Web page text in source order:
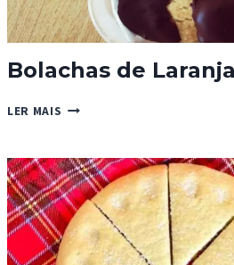
Bolachas de
LER MAIS BOLACHAS
E
CHOCOLATE